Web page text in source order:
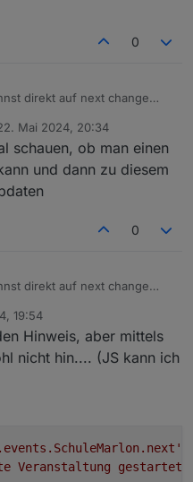
0
direkt auf next change
Dann deine zeit
per schedule deine
ggf. Darüber nachdenken,
zu löschen, falls du die zeit
start des scriptes die
Mai 2024, 20:34
von
schauen, ob man einen
und dann zu diesem
0
direkt auf next change
Dann deine zeit
per schedule deine
ggf. Darüber nachdenken,
zu löschen, falls du die zeit
start des scriptes die
der iobroker oder der
19:54
Hinweis, aber mittels
nicht hin.... (JS kann ich
Veranstaltung gestartet